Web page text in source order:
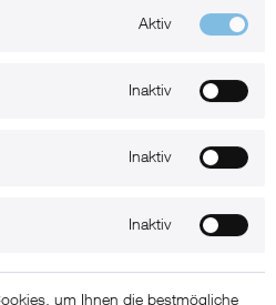
mit Saugnapf
Aktiv
Inaktiv
Inaktiv
Inaktiv
um Ihnen die bestmögliche